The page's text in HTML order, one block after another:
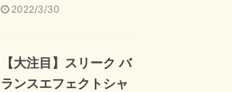
2022/3/30
【大注目】スリーク バ
ランスエフェクトシャ